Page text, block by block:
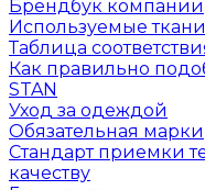
Брендбук компании
Используемые
Таблица
Как правильно
STAN
Уход за одеждой
Обязательная
Стандарт приемки
качеству